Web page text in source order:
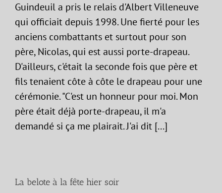
Guindeuil a pris le relais d'Albert Villeneuve
qui officiait depuis 1998. Une fierté pour les
anciens combattants et surtout pour son
père, Nicolas, qui est aussi porte-drapeau.
D'ailleurs, c'était la seconde fois que père et
fils tenaient côte à côte le drapeau pour une
cérémonie. "C'est un honneur pour moi. Mon
père était déjà porte-drapeau, il m'a
demandé si ça me plairait. J'ai dit [...]
La belote à la fête hier soir